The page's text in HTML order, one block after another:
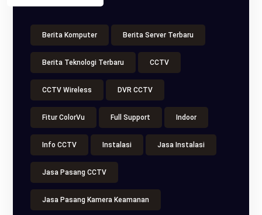
Berita Komputer Berita Server Terbaru
Berita Teknologi Terbaru CCTV
CCTV Wireless DVR CCTV
Fitur ColorVu Full Support Indoor
Info CCTV Instalasi Jasa Instalasi
Jasa Pasang CCTV
Jasa Pasang Kamera Keamanan